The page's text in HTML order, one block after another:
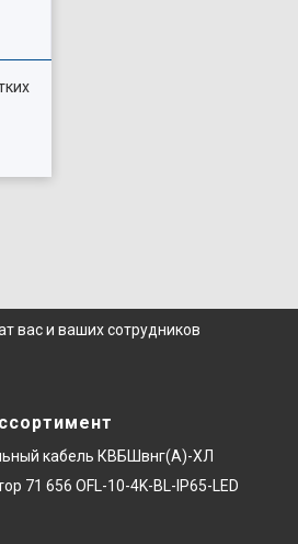
вас и ваших сотрудников
кабель КВБШвнг(А)-ХЛ
71 656 OFL-10-4K-BL-IP65-LED